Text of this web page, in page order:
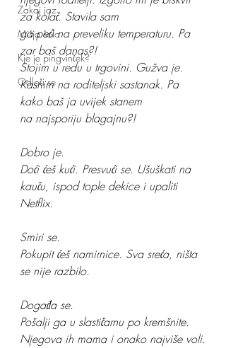
Zakaj jaz
Mišja šola
Kje je pingvinček?
Odloči se
za kolač. Stavila sam
ga peći na preveliku temperaturu. Pa
zar baš danas?!
Stojim u redu u trgovini. Gužva je.
Kasnim na roditeljski sastanak. Pa
kako baš ja uvijek stanem
na najsporiju blagajnu?!
Dobro je.
Doći ćeš kući. Presvući se. Ušuškati na
kauču, ispod tople dekice i upaliti
Netflix.
Smiri se.
Pokupit ćeš namirnice. Sva sreća, ništa
se nije razbilo.
Događa se.
Pošalji ga u slastičarnu po kremšnite.
Njegova ih mama i onako najviše voli.